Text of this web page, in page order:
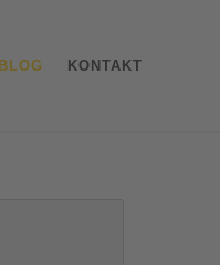
BLOG KONTAKT